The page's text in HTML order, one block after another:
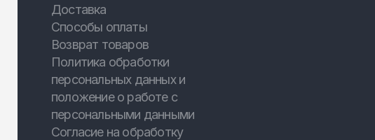
Доставка
Способы оплаты
Возврат товаров
Политика обработки
персональных данных и
положение о работе с
персональными данными
Согласие на обработку